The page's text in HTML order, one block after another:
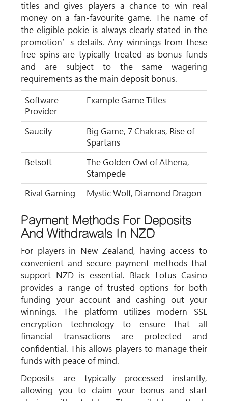
titles and gives players a chance to win real
money on a fan-favourite game. The name of
the eligible pokie is always clearly stated in the
promotion’s details. Any winnings from these
free spins are typically treated as bonus funds
and are subject to the same wagering
requirements as the main deposit bonus.
Software
Provider
Example Game Titles
Saucify
Big Game, 7 Chakras, Rise of
Spartans
Betsoft
The Golden Owl of Athena,
Stampede
Rival Gaming
Mystic Wolf, Diamond Dragon
Payment Methods For Deposits
And Withdrawals In NZD
For players in New Zealand, having access to
convenient and secure payment methods that
support NZD is essential. Black Lotus Casino
provides a range of trusted options for both
funding your account and cashing out your
winnings. The platform utilizes modern SSL
encryption technology to ensure that all
financial transactions are protected and
confidential. This allows players to manage their
funds with peace of mind.
Deposits are typically processed instantly,
allowing you to claim your bonus and start